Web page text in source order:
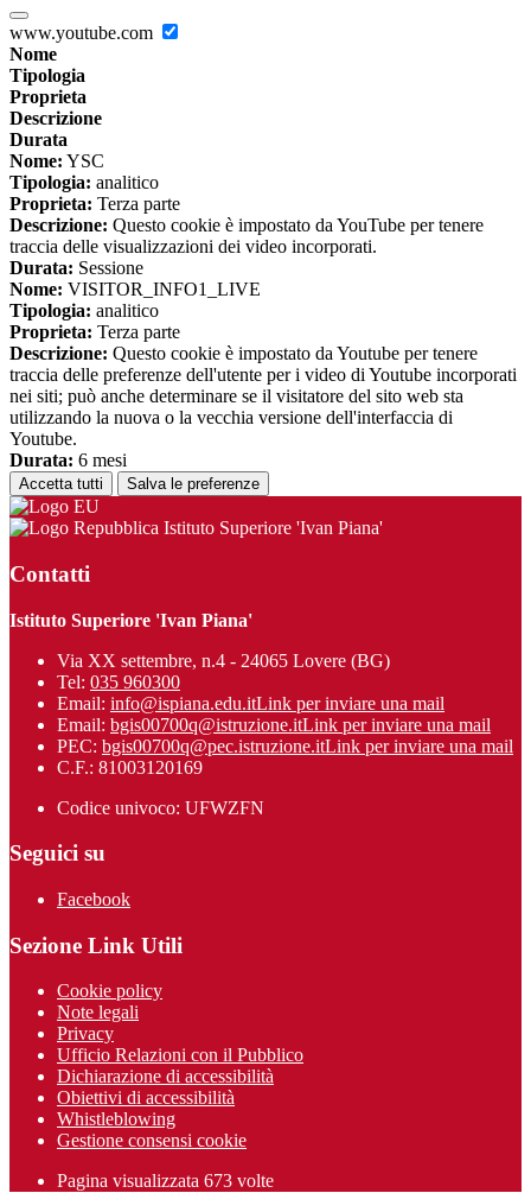
www.youtube.com
Nome
Tipologia
Proprieta
Descrizione
Durata
Nome: YSC
Tipologia: analitico
Proprieta: Terza parte
Descrizione: Questo cookie è impostato da YouTube per tenere
traccia delle visualizzazioni dei video incorporati.
Durata: Sessione
Nome: VISITOR_INFO1_LIVE
Tipologia: analitico
Proprieta: Terza parte
Descrizione: Questo cookie è impostato da Youtube per tenere
traccia delle preferenze dell'utente per i video di Youtube incorporati
nei siti; può anche determinare se il visitatore del sito web sta
utilizzando la nuova o la vecchia versione dell'interfaccia di
Youtube.
Durata: 6 mesi
Accetta tutti Salva le preferenze
Istituto Superiore 'Ivan Piana'
Contatti
Istituto Superiore 'Ivan Piana'
Via XX settembre, n.4 - 24065 Lovere (BG)
Tel: 035 960300
Email: info@ispiana.edu.itLink per inviare una mail
Email: bgis00700q@istruzione.itLink per inviare una mail
PEC: bgis00700q@pec.istruzione.itLink per inviare una mail
C.F.: 81003120169
Codice univoco: UFWZFN
Seguici su
Facebook
Sezione Link Utili
Cookie policy
Note legali
Privacy
Ufficio Relazioni con il Pubblico
Dichiarazione di accessibilità
Obiettivi di accessibilità
Whistleblowing
Gestione consensi cookie
Pagina visualizzata 673 volte